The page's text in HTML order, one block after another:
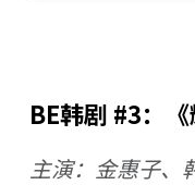
BE韩剧 #3：《
主演：金惠子、